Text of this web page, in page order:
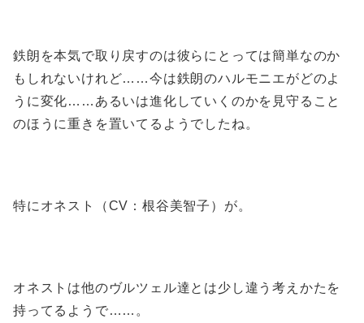
鉄朗を本気で取り戻すのは彼らにとっては簡単なのか
もしれないけれど……今は鉄朗のハルモニエがどのよ
うに変化……あるいは進化していくのかを見守ること
のほうに重きを置いてるようでしたね。
特にオネスト（CV：根谷美智子）が。
オネストは他のヴルツェル達とは少し違う考えかたを
持ってるようで……。